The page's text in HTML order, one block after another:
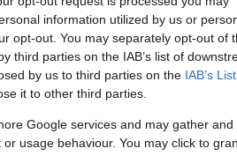
information utilized by us or
opt-out. You may separately opt-out of
third parties on the IAB’s list of
by us to third parties on the IAB’s
it to other third parties.
Google services and may gather and
usage behaviour. You may click to
‘il soffitto di
si sono
per tutte
il lavoro